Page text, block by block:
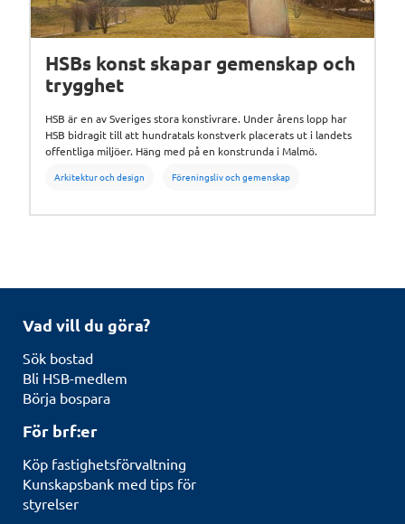
HSBs konst skapar gemenskap och
trygghet
HSB är en av Sveriges stora konstivrare. Under årens lopp har
HSB bidragit till att hundratals konstverk placerats ut i landets
offentliga miljöer. Häng med på en konstrunda i Malmö.
Arkitektur och design Föreningsliv och gemenskap
Vad vill du göra?
Sök bostad
Bli HSB-medlem
Börja bospara
För brf:er
Köp fastighetsförvaltning
Kunskapsbank med tips för
styrelser